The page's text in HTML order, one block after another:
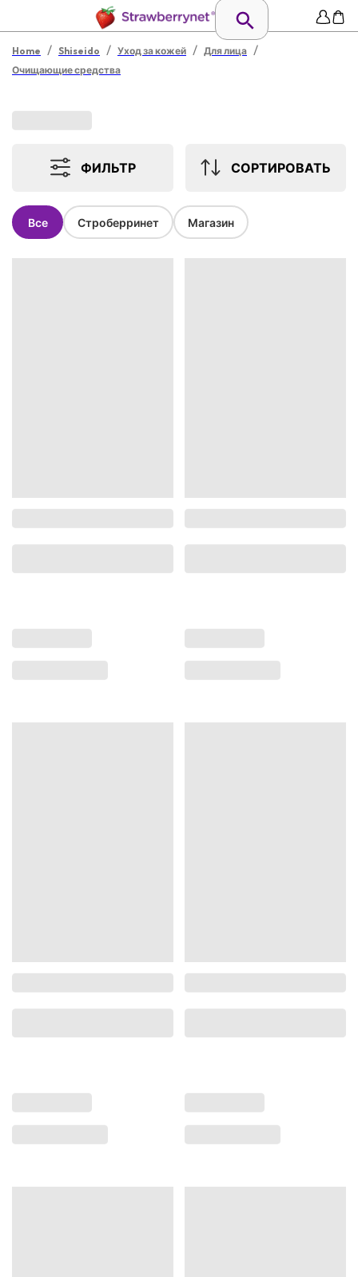
Home / Shiseido / Уход за кожей / Для лица /
Очищающие средства
ФИЛЬТР СОРТИРОВАТЬ
Все Строберринет Магазин